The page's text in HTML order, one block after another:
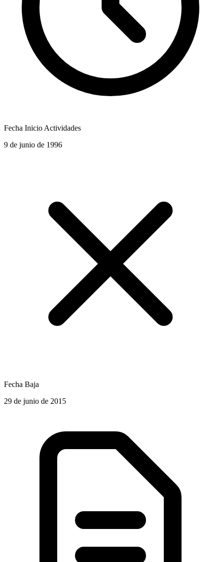
Fecha Inicio Actividades
9 de junio de 1996
Fecha Baja
29 de junio de 2015